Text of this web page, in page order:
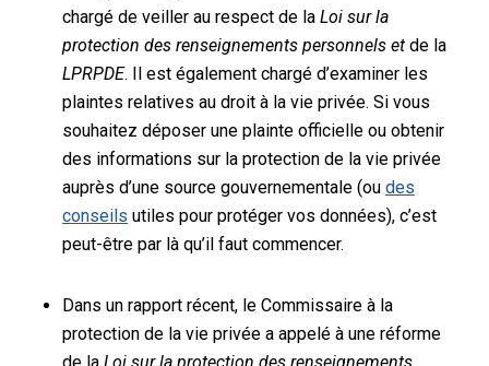
chargé de veiller au respect de la Loi sur la
protection des renseignements personnels et de la
LPRPDE. Il est également chargé d’examiner les
plaintes relatives au droit à la vie privée. Si vous
souhaitez déposer une plainte officielle ou obtenir
des informations sur la protection de la vie privée
auprès d’une source gouvernementale (ou des
conseils utiles pour protéger vos données), c’est
peut-être par là qu’il faut commencer.
Dans un rapport récent, le Commissaire à la
protection de la vie privée a appelé à une réforme